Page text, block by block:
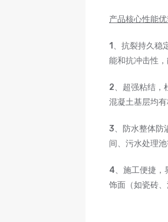
产品核心性能
1、抗裂持久稳
能和抗冲击性
2、超强粘结，
混凝土基层均
3、防水整体防
间、污水处理
4、施工便捷，
饰面（如瓷砖